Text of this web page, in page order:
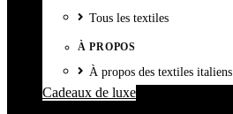
Tous les textiles
À PROPOS
À propos des textiles italiens
Cadeaux de luxe